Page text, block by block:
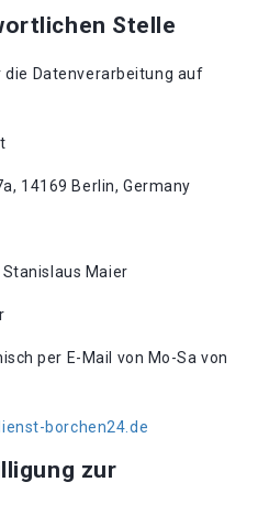
Stelle
Datenverarbeitung auf
14169 Berlin, Germany
Maier
per E-Mail von Mo-Sa von
borchen24.de
zur